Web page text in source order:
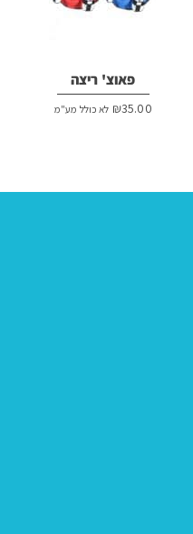
פאוצ' ריצה
₪35.00 לא כולל מע"מ